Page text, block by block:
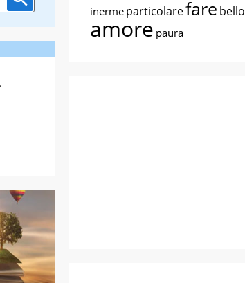
inerme particolarefare bello
amore paura